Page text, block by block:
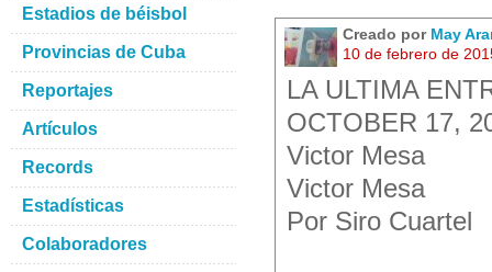
Creado por May
10 de febrero de
LA ULTIMA
OCTOBER 17,
Victor Mesa
Victor Mesa
Por Siro Cuartel
Estadios de béisbol
Provincias de Cuba
Reportajes
Artículos
Records
Estadísticas
Colaboradores